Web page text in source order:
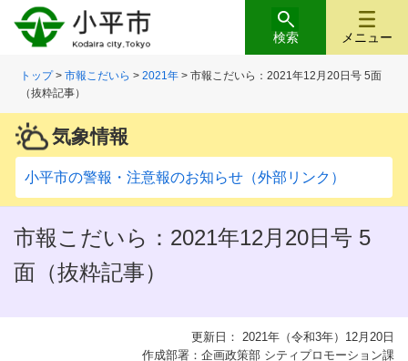
メニュー
検索
トップ>市報こだいら >2021年 > 市報こだいら：2021年12月20日号 5面
（抜粋記事）
気象情報
小平市の警報・注意報のお知らせ（外部リンク）
市報こだいら：2021年12月20日号 5
面（抜粋記事）
更新日： 2021年（令和3年）12月20日
作成部署：企画政策部 シティプロモーション課